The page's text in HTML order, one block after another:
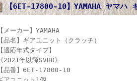
【6ET-17800-10】YAMAHA ヤマハ
【メーカー】YAMAHA
【品名】ギアユニット（クラッチ）
【適応年式タイプ】
《2021年以降SVHO》
【品番】6ET-17800-10
アユニット1個